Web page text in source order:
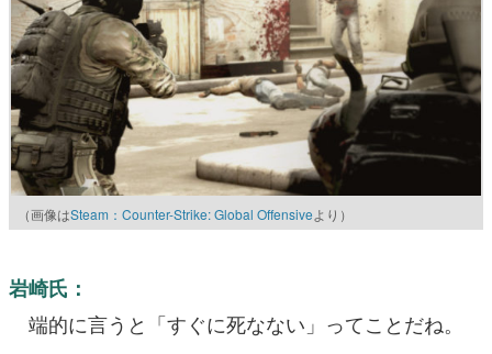
（画像はSteam：Counter-Strike: Global Offensiveより）
岩崎氏：
端的に言うと「すぐに死なない」ってことだね。